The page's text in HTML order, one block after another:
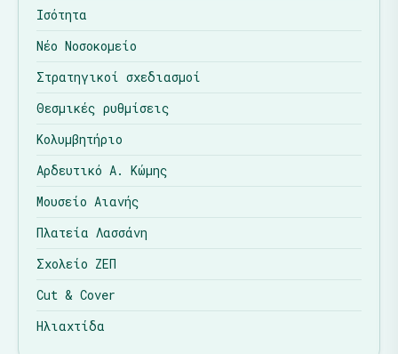
Ισότητα
Νέο Νοσοκομείο
Στρατηγικοί σχεδιασμοί
Θεσμικές ρυθμίσεις
Κολυμβητήριο
Αρδευτικό Α. Κώμης
Μουσείο Αιανής
Πλατεία Λασσάνη
Σχολείο ΖΕΠ
Cut & Cover
Ηλιαχτίδα